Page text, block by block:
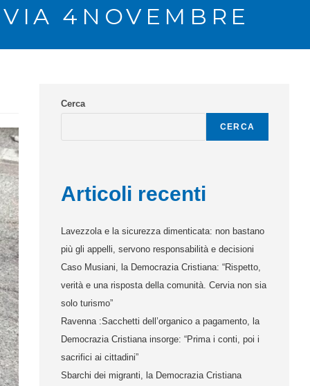
4NOVEMBRE
Cerca
CERCA
Articoli recenti
Lavezzola e la sicurezza dimenticata: non bastano
più gli appelli, servono responsabilità e decisioni
Caso Musiani, la Democrazia Cristiana: “Rispetto,
verità e una risposta della comunità. Cervia non sia
solo turismo”
Ravenna :Sacchetti dell’organico a pagamento, la
Democrazia Cristiana insorge: “Prima i conti, poi i
sacrifici ai cittadini”
Sbarchi dei migranti, la Democrazia Cristiana